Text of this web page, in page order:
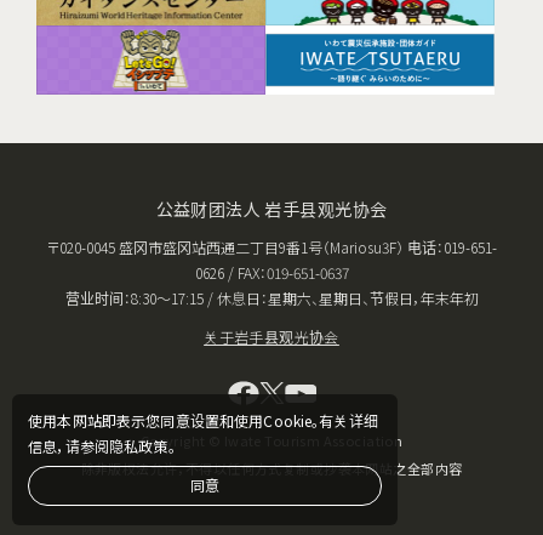
使用本网站即表示您同意设置和使用Cookie。有关详细
信息，请参阅隐私政策。
同意
公益财团法人 岩手县观光协会
〒020-0045 盛冈市盛冈站西通二丁目9番1号（Mariosu3F） 电话：019-651-
0626 / FAX：019-651-0637
营业时间：8:30〜17:15 / 休息日：星期六、星期日、节假日，年末年初
关于岩手县观光协会
Copyright © Iwate Tourism Association
除非版权法允许，不得以任何方式复制或抄袭本网站之全部内容